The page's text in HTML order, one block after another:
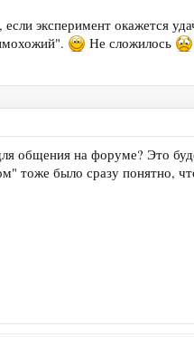
эксперимент окажется
Не сложилось
общения на форуме? Это
тоже было сразу понятно,